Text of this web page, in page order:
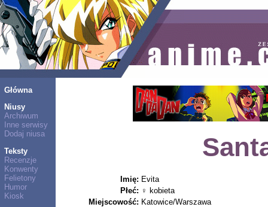
Główna
Niusy
Archiwum
Inne serwisy
Dodaj niusa
Teksty
Recenzje
Konwenty
Felietony
Humor
Kiosk
Imię: Evita
Płeć: ♀ kobieta
Miejscowość: Katowice/Warszawa